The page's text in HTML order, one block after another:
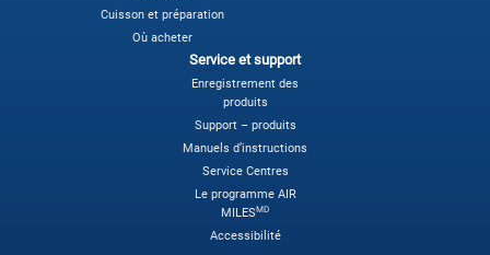
Cuisson et préparation
Où acheter
Service et support
Enregistrement des
produits
Support – produits
Manuels d’instructions
Service Centres
Le programme AIR
MILESMD
Accessibilité